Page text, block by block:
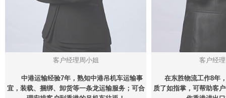
客户经理周小姐
中港运输经验7年，熟知中港吊机车运输事
宜，装载、捆绑、卸货等一条龙运输服务；可合
客户经
在东胜物流工作8年
质了如指掌，可帮助客